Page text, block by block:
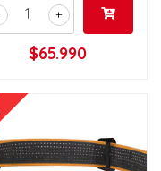
+
$65.990